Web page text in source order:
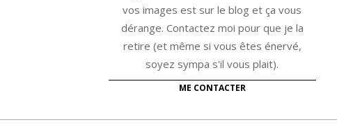
vos images est sur le blog et ça vous
dérange. Contactez moi pour que je la
retire (et même si vous êtes énervé,
soyez sympa s'il vous plait).
ME CONTACTER